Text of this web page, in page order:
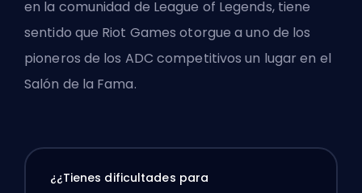
en la comunidad de League of Legends, tiene
sentido que Riot Games otorgue a uno de los
pioneros de los ADC competitivos un lugar en el
Salón de la Fama.
¿¿Tienes dificultades para